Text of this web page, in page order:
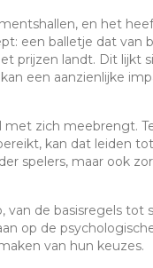
en het
een balletje dat van
prijzen landt. Dit lijkt
een aanzienlijke
zich meebrengt.
kan dat leiden
spelers, maar ook
van de basisregels tot
op de
van hun keuzes.